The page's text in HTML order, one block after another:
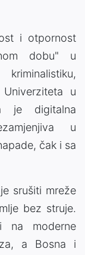
i otpornost
dobu" u
u
je digitalna
u
čak i sa
srušiti mreže
bez struje.
na moderne
a Bosna i